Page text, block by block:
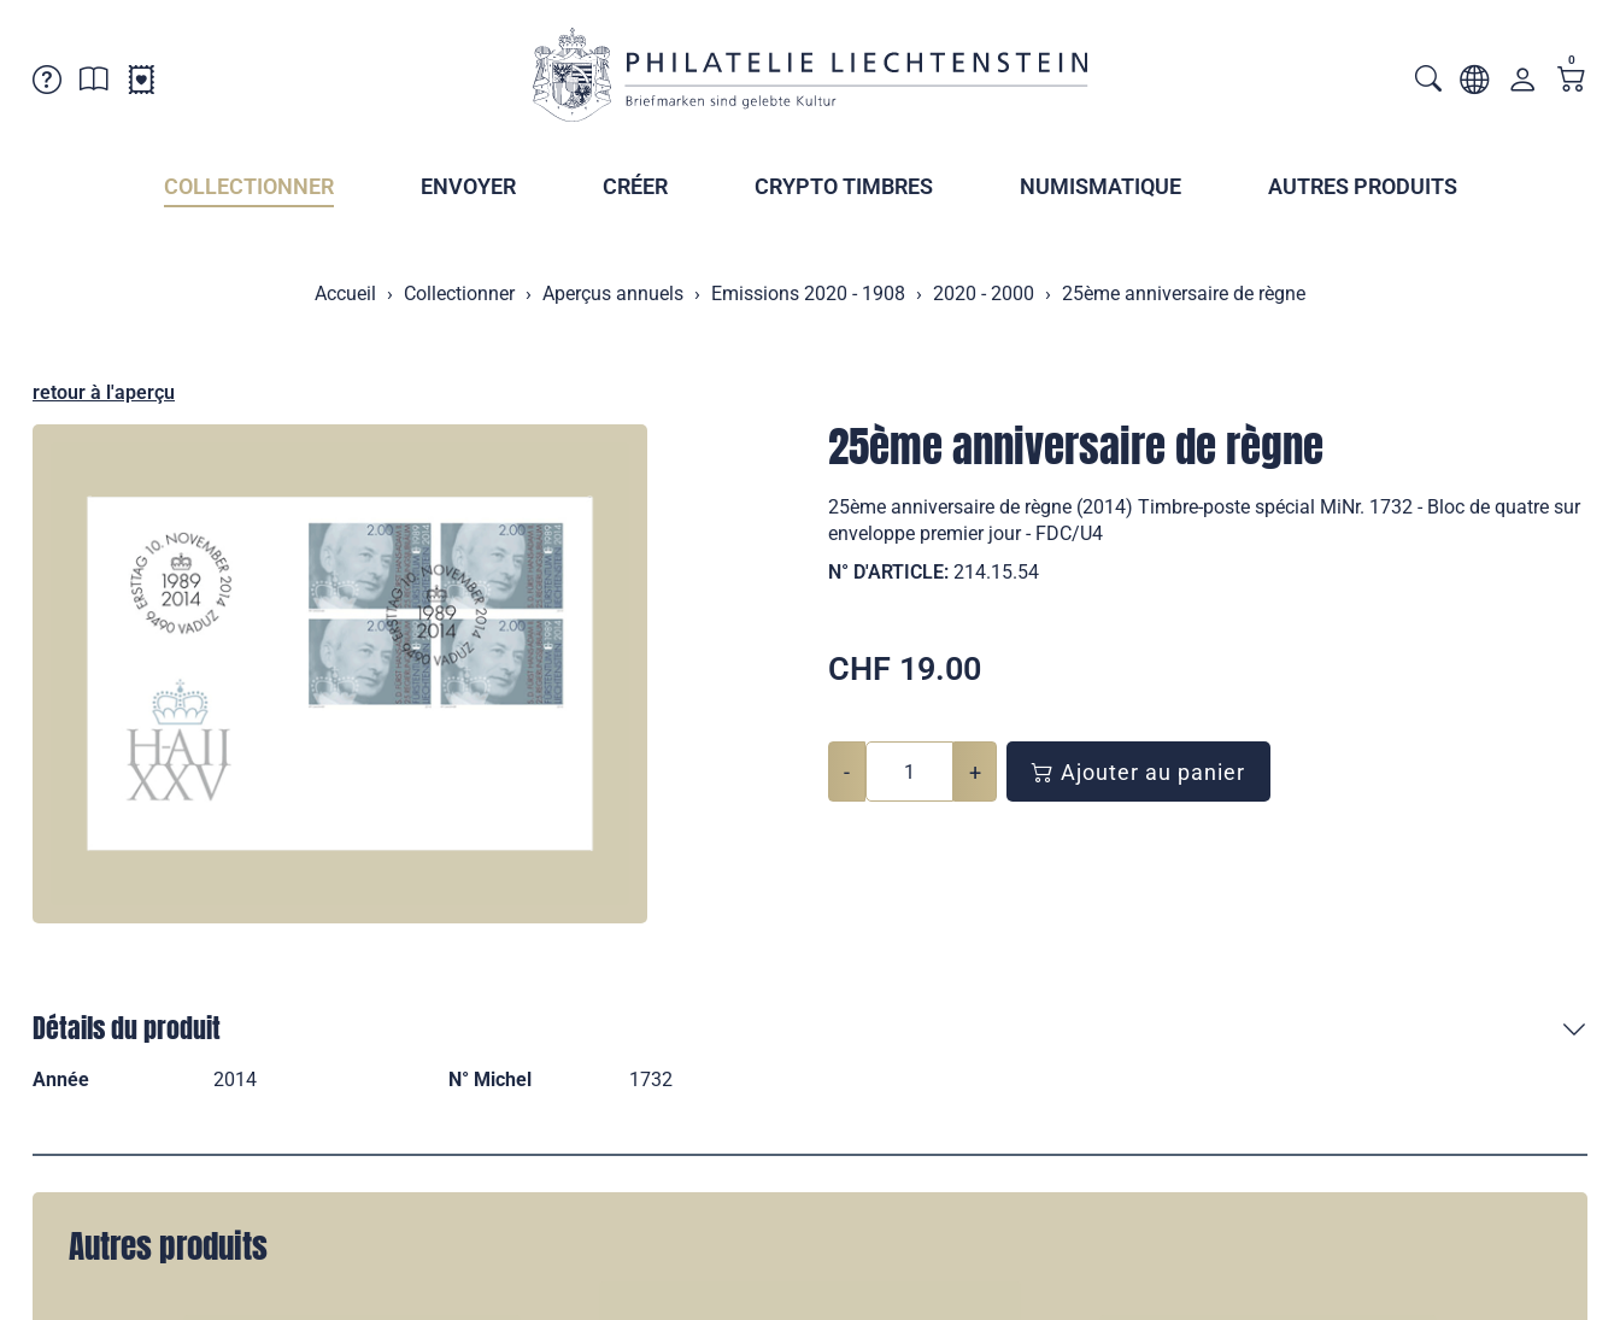
Points de vente
Abonnement
0
COLLECTIONNER ENVOYER CRÉER CRYPTO TIMBRES NUMISMATIQUE AUTRES PRODUITS
Accueil Collectionner Aperçus annuels Emissions 2020 - 1908 2020 - 2000 25ème anniversaire de règne
retour à l'aperçu
25ème anniversaire de règne
25ème anniversaire de règne (2014) Timbre-poste spécial MiNr. 1732 - Bloc de quatre sur
enveloppe premier jour - FDC/U4
N° D'ARTICLE: 214.15.54
CHF 19.00
- + Ajouter au panier
Détails du produit
Année 2014 N° Michel 1732
Autres produits